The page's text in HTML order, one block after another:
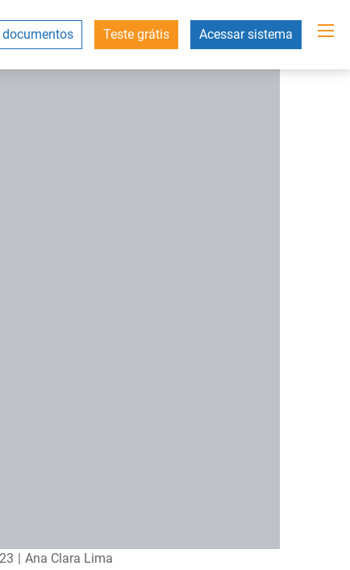
Acessar sistema
Teste grátis
documentos
| Ana Clara Lima